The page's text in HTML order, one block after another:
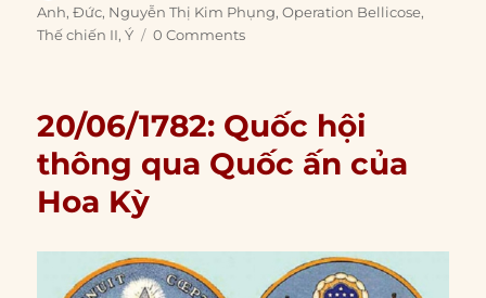
on
Anh,Đức, Nguyễn Thị Kim Phụng,Operation Bellicose,
Thế chiến II,Ý 0 Comments
20/06/1782: Quốc hội
thông qua Quốc ấn của
Hoa Kỳ